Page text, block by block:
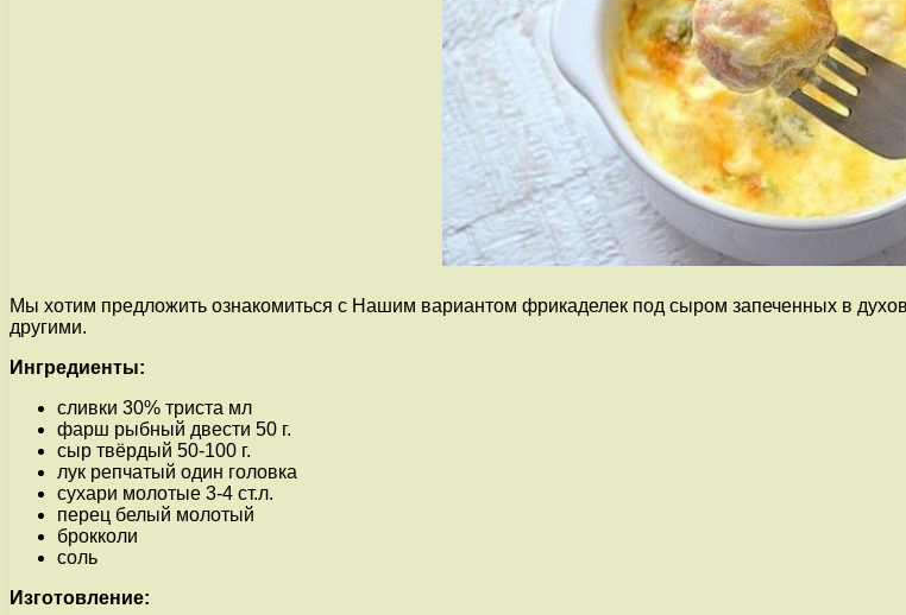
Мы хотим предложить ознакомиться с Нашим вариантом фрикаделек под сыром запеченных в
другими.
Ингредиенты:
сливки 30% триста мл
фарш рыбный двести 50 г.
сыр твёрдый 50-100 г.
лук репчатый один головка
сухари молотые 3-4 ст.л.
перец белый молотый
брокколи
соль
Изготовление: